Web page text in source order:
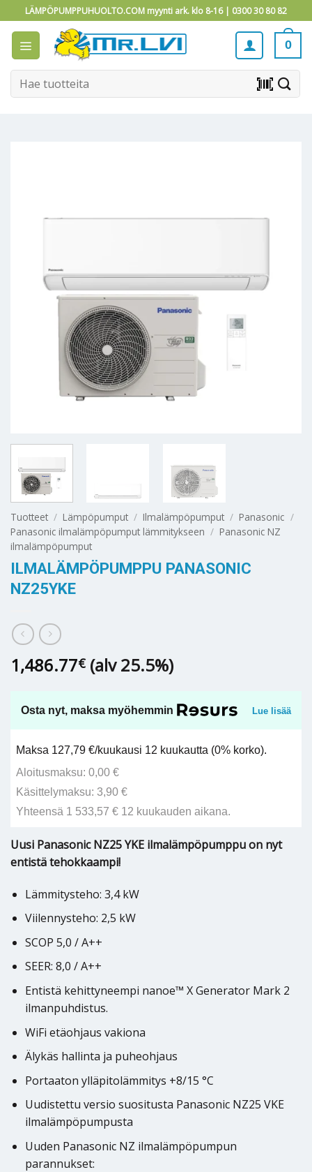
to
content
LÄMPÖPUMPPUHUOLTO.COM myynti ark. klo 8-16 | 0300 30 80 82
0
Etsi: barcode_scanner
Tuotteet / Lämpöpumput / Ilmalämpöpumput / Panasonic /
Panasonic ilmalämpöpumput lämmitykseen / Panasonic NZ
ilmalämpöpumput
ILMALÄMPÖPUMPPU PANASONIC
NZ25YKE
1,486.77€ (alv 25.5%)
Osta nyt, maksa myöhemmin Lue lisää
Maksa 127,79 €/kuukausi 12 kuukautta (0% korko).
Aloitusmaksu: 0,00 €
Käsittelymaksu: 3,90 €
Yhteensä 1 533,57 € 12 kuukauden aikana.
Uusi Panasonic NZ25 YKE ilmalämpöpumppu on nyt
entistä tehokkaampi!
Lämmitysteho: 3,4 kW
Viilennysteho: 2,5 kW
SCOP 5,0 / A++
SEER: 8,0 / A++
Entistä kehittyneempi nanoe™ X Generator Mark 2
ilmanpuhdistus.
WiFi etäohjaus vakiona
Älykäs hallinta ja puheohjaus
Portaaton ylläpitolämmitys +8/15 °C
Uudistettu versio suositusta Panasonic NZ25 VKE
ilmalämpöpumpusta
Uuden Panasonic NZ ilmalämpöpumpun
parannukset: